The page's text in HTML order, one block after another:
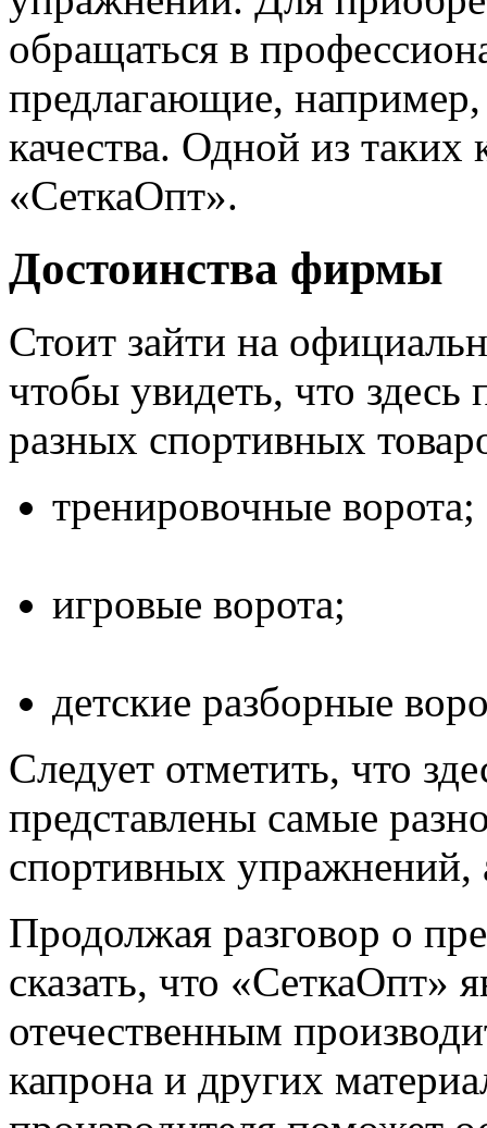
обращаться в
предлагающие,
качества. Одной из
«СеткаОпт».
Достоинства фирмы
Стоит зайти на
чтобы увидеть, что здесь
разных спортивных
тренировочные ворота;
игровые ворота;
детские разборные
Следует отметить, что
представлены самые
спортивных упражнений,
Продолжая разговор о
сказать, что «СеткаОпт»
отечественным
капрона и других